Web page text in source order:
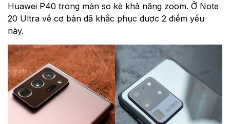
Huawei P40 trong màn so kè khả năng zoom. Ở Note
20 Ultra về cơ bản đã khắc phục được 2 điểm yếu
này.